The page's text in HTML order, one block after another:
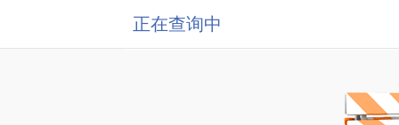
正在查询中